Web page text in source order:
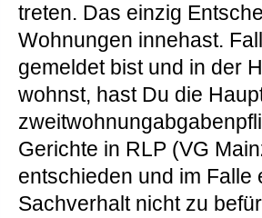
treten. Das einzig
Wohnungen innehast.
gemeldet bist und in der
wohnst, hast Du die
Gerichte in RLP (VG
entschieden und im Falle
Sachverhalt nicht zu